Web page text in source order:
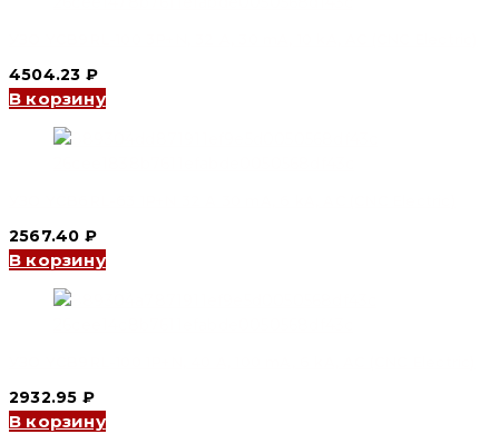
4504.23 ₽
В корзину
2567.40 ₽
В корзину
2932.95 ₽
В корзину